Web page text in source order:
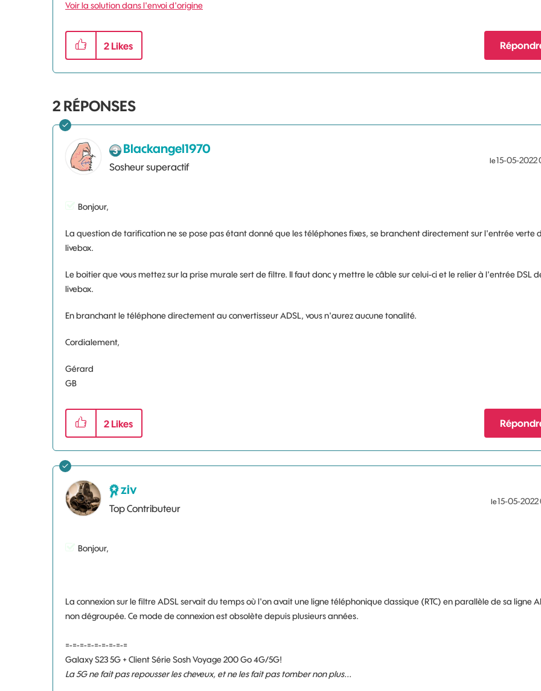
Voir la solution dans l'envoi d'origine
2 Likes
2 RÉPONSES
Blackangel1970
Sosheur superactif
le‎15-05-2022
Bonjour,
La question de tarification ne se pose pas étant donné que les téléphones fixes, se branchent directement sur l'entrée verte
livebox.
Le boitier que vous mettez sur la prise murale sert de filtre. Il faut donc y mettre le câble sur celui-ci et le relier à l'entrée DSL
livebox.
En branchant le téléphone directement au convertisseur ADSL, vous n'aurez aucune tonalité.
Cordialement,
Gérard
GB
2 Likes
ziv
Top Contributeur
le‎15-05-2022
Bonjour,
La connexion sur le filtre ADSL servait du temps où l'on avait une ligne téléphonique classique (RTC) en parallèle de sa ligne
non dégroupée. Ce mode de connexion est obsolète depuis plusieurs années.
=-=-=-=-=-=-=-=-=
Galaxy S23 5G + Client Série Sosh Voyage 200 Go 4G/5G!
La 5G ne fait pas repousser les cheveux, et ne les fait pas tomber non plus...